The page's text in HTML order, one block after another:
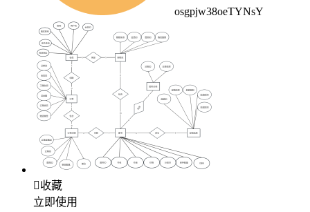
osgpjw38oeTYNsY
收藏
立即使用